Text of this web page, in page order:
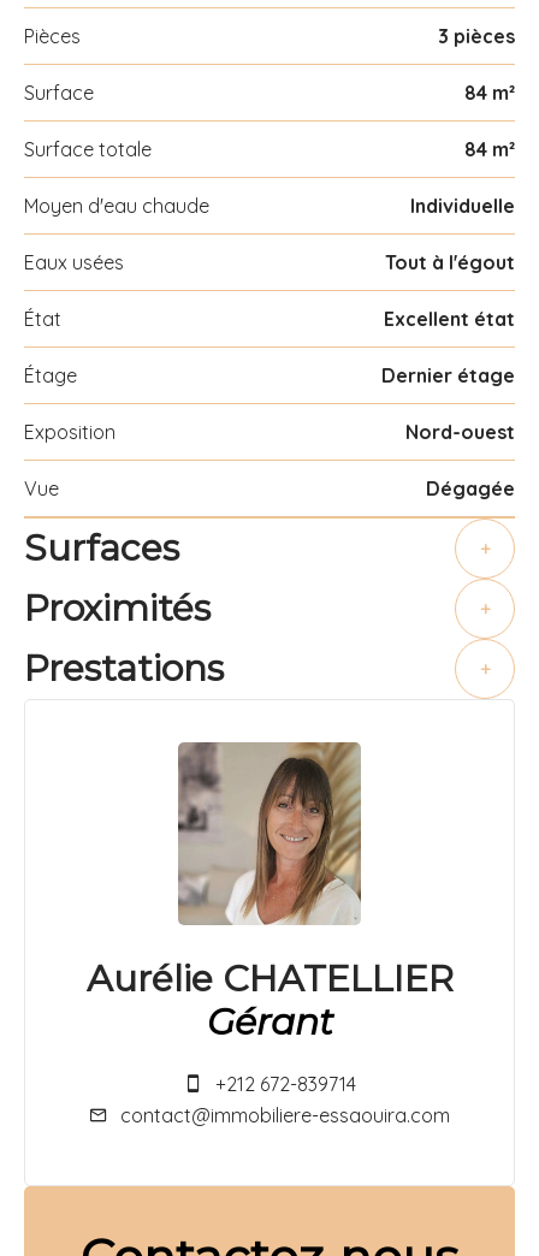
Pièces 3 pièces
Surface 84 m²
Surface totale 84 m²
Moyen d'eau chaude Individuelle
Eaux usées Tout à l'égout
État Excellent état
Étage Dernier étage
Exposition Nord-ouest
Vue Dégagée
Surfaces +
Proximités +
Prestations +
Aurélie CHATELLIER
Gérant
+212 672-839714
contact@immobiliere-essaouira.com